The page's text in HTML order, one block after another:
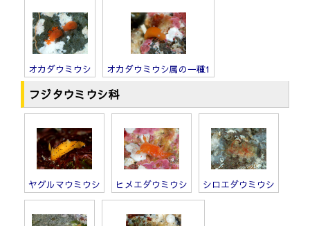
オカダウミウシ オカダウミウシ属の一種1
フジタウミウシ科
ヤグルマウミウシ ヒメエダウミウシ シロエダウミウシ